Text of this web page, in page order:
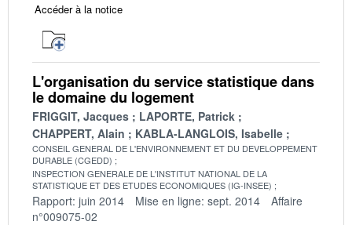
Accéder à la notice
L'organisation du service statistique dans
le domaine du logement
FRIGGIT, Jacques
LAPORTE, Patrick
CHAPPERT, Alain
KABLA-LANGLOIS, Isabelle
CONSEIL GENERAL DE L'ENVIRONNEMENT ET DU DEVELOPPEMENT
DURABLE (CGEDD)
INSPECTION GENERALE DE L'INSTITUT NATIONAL DE LA
STATISTIQUE ET DES ETUDES ECONOMIQUES (IG-INSEE)
Rapport: juin 2014 Mise en ligne: sept. 2014
Affaire
n°009075-02